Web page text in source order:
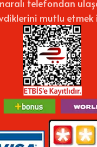
telefondan
mutlu etmek